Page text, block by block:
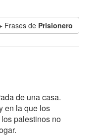
Frases de Prisionero
de una casa.
en la que los
palestinos no